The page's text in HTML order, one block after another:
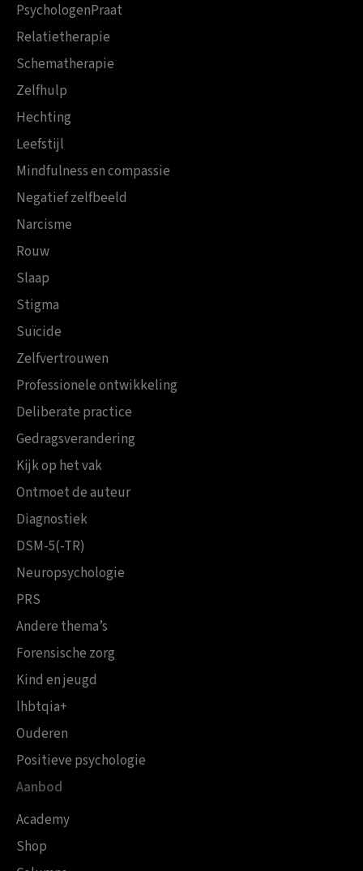
PsychologenPraat
Relatietherapie
Schematherapie
Zelfhulp
Hechting
Leefstijl
Mindfulness en compassie
Negatief zelfbeeld
Narcisme
Rouw
Slaap
Stigma
Suïcide
Zelfvertrouwen
Professionele ontwikkeling
Deliberate practice
Gedragsverandering
Kijk op het vak
Ontmoet de auteur
Diagnostiek
DSM-5(-TR)
Neuropsychologie
PRS
Andere thema’s
Forensische zorg
Kind en jeugd
lhbtqia+
Ouderen
Positieve psychologie
Aanbod
Academy
Shop